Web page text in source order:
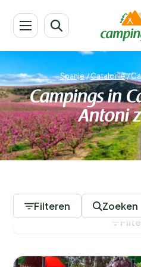
Spanje/Catalonië/
Campings in
Antoni
Filteren Zoeken